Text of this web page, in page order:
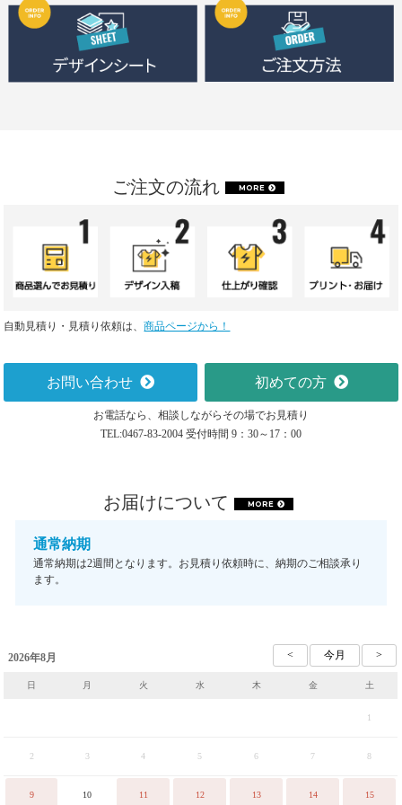
ご注文の流れ MORE
自動見積り・見積り依頼は、商品ページから！
お問い合わせ 初めての方
お電話なら、相談しながらその場でお見積り
TEL:0467-83-2004 受付時間 9：30～17：00
お届けについて MORE
通常納期
通常納期は2週間となります。お見積り依頼時に、納期のご相談承り
ます。
2026年8月
日 月 火 水 木 金 土
1
2 3 4 5 6 7 8
9 10 11 12 13 14 15